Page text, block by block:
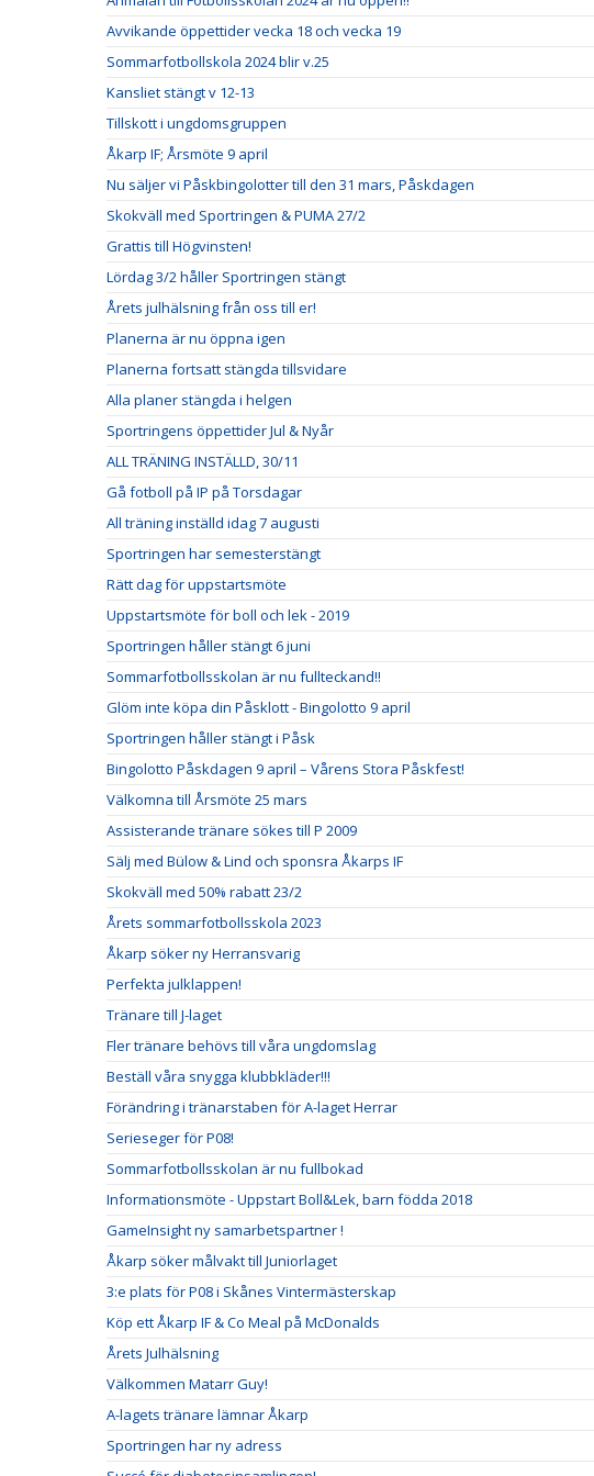
Avvikande öppettider vecka 18 och vecka 19
Sommarfotbollskola 2024 blir v.25
Kansliet stängt v 12-13
Tillskott i ungdomsgruppen
Åkarp IF; Årsmöte 9 april
Nu säljer vi Påskbingolotter till den 31 mars, Påskdagen
Skokväll med Sportringen & PUMA 27/2
Grattis till Högvinsten!
Lördag 3/2 håller Sportringen stängt
Årets julhälsning från oss till er!
Planerna är nu öppna igen
Planerna fortsatt stängda tillsvidare
Alla planer stängda i helgen
Sportringens öppettider Jul & Nyår
ALL TRÄNING INSTÄLLD, 30/11
Gå fotboll på IP på Torsdagar
All träning inställd idag 7 augusti
Sportringen har semesterstängt
Rätt dag för uppstartsmöte
Uppstartsmöte för boll och lek - 2019
Sportringen håller stängt 6 juni
Sommarfotbollsskolan är nu fullteckand!!
Glöm inte köpa din Påsklott - Bingolotto 9 april
Sportringen håller stängt i Påsk
Bingolotto Påskdagen 9 april – Vårens Stora Påskfest!
Välkomna till Årsmöte 25 mars
Assisterande tränare sökes till P 2009
Sälj med Bülow & Lind och sponsra Åkarps IF
Skokväll med 50% rabatt 23/2
Årets sommarfotbollsskola 2023
Åkarp söker ny Herransvarig
Perfekta julklappen!
Tränare till J-laget
Fler tränare behövs till våra ungdomslag
Beställ våra snygga klubbkläder!!!
Förändring i tränarstaben för A-laget Herrar
Serieseger för P08!
Sommarfotbollsskolan är nu fullbokad
Informationsmöte - Uppstart Boll&Lek, barn födda 2018
GameInsight ny samarbetspartner !
Åkarp söker målvakt till Juniorlaget
3:e plats för P08 i Skånes Vintermästerskap
Köp ett Åkarp IF & Co Meal på McDonalds
Årets Julhälsning
Välkommen Matarr Guy!
A-lagets tränare lämnar Åkarp
Sportringen har ny adress